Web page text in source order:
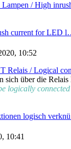
/ High
current for LED
10:52
Relais / Logical
sich über die
logically
logisch
10:41